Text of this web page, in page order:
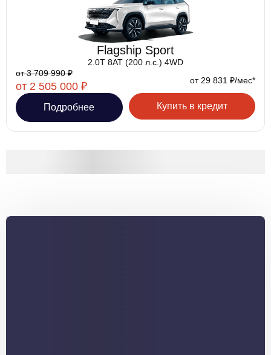
Flagship Sport
2.0T 8AT (200 л.с.) 4WD
от 3 709 990 ₽
от 2 505 000 ₽ от 29 831 ₽/мес*
Подробнее Купить в кредит